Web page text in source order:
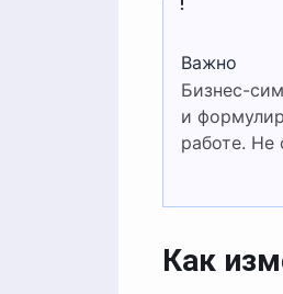
Важно
Бизнес-симуляция без дебрифа теряет большую часть ценности. Именно разбор ошибок
и
работе. Не
Как